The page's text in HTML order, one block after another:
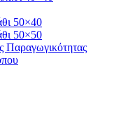
50×40
50×50
Παραγωγικότητας